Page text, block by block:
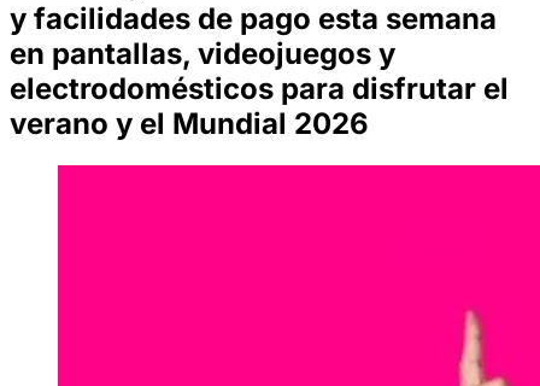
y facilidades de pago esta semana
en pantallas, videojuegos y
electrodomésticos para disfrutar el
verano y el Mundial 2026